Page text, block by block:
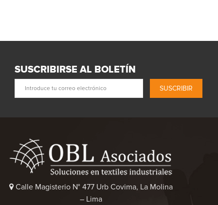
SUSCRIBIRSE AL BOLETÍN
SUSCRIBIR
Calle Magisterio N° 477 Urb Covima, La Molina
– Lima